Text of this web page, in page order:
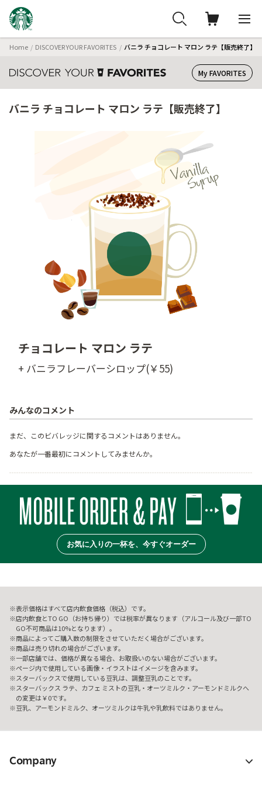
Home DISCOVER YOUR FAVORITES バニラ チョコレート マロン ラテ【販売終了】
My FAVORITES
バニラ チョコレート マロン ラテ【販売終了】
チョコレート マロン ラテ
+ バニラフレーバーシロップ(￥55)
みんなのコメント
まだ、このビバレッジに関するコメントはありません。
あなたが一番最初にコメントしてみませんか。
お気に入りの一杯を、今すぐオーダー
表示価格はすべて店内飲食価格（税込）です。
店内飲食とTO GO（お持ち帰り）では税率が異なります（アルコール及び一部TO
GO不可商品は10%となります）。
商品によってご購入数の制限をさせていただく場合がございます。
商品は売り切れの場合がございます。
一部店舗では、価格が異なる場合、お取扱いのない場合がございます。
ページ内で使用している画像・イラストはイメージを含みます。
スターバックスで使用している豆乳は、調整豆乳のことです。
スターバックス ラテ、カフェ ミストの豆乳・オーツミルク・アーモンドミルクへ
の変更は￥0です。
豆乳、アーモンドミルク、オーツミルクは牛乳や乳飲料ではありません。
Company